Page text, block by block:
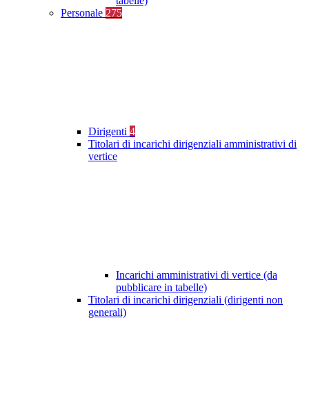
Personale 275
Dirigenti 4
Titolari di incarichi dirigenziali amministrativi di
vertice
Incarichi amministrativi di vertice (da
pubblicare in tabelle)
Titolari di incarichi dirigenziali (dirigenti non
generali)